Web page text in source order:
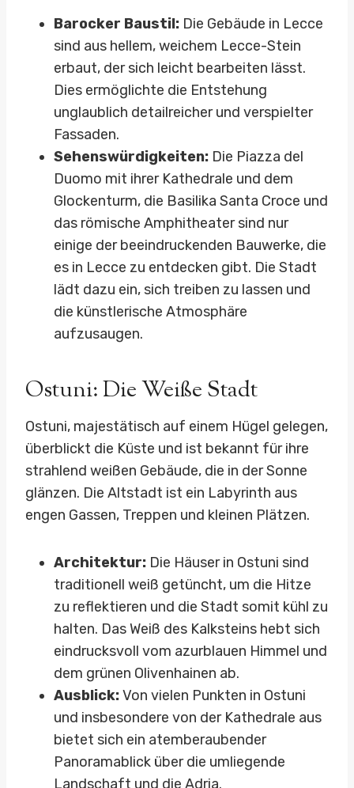
Barocker Baustil: Die Gebäude in Lecce
sind aus hellem, weichem Lecce-Stein
erbaut, der sich leicht bearbeiten lässt.
Dies ermöglichte die Entstehung
unglaublich detailreicher und verspielter
Fassaden.
Sehenswürdigkeiten: Die Piazza del
Duomo mit ihrer Kathedrale und dem
Glockenturm, die Basilika Santa Croce und
das römische Amphitheater sind nur
einige der beeindruckenden Bauwerke, die
es in Lecce zu entdecken gibt. Die Stadt
lädt dazu ein, sich treiben zu lassen und
die künstlerische Atmosphäre
aufzusaugen.
Ostuni: Die Weiße Stadt
Ostuni, majestätisch auf einem Hügel gelegen,
überblickt die Küste und ist bekannt für ihre
strahlend weißen Gebäude, die in der Sonne
glänzen. Die Altstadt ist ein Labyrinth aus
engen Gassen, Treppen und kleinen Plätzen.
Architektur: Die Häuser in Ostuni sind
traditionell weiß getüncht, um die Hitze
zu reflektieren und die Stadt somit kühl zu
halten. Das Weiß des Kalksteins hebt sich
eindrucksvoll vom azurblauen Himmel und
dem grünen Olivenhainen ab.
Ausblick:Von vielen Punkten in Ostuni
und insbesondere von der Kathedrale aus
bietet sich ein atemberaubender
Panoramablick über die umliegende
Landschaft und die Adria.